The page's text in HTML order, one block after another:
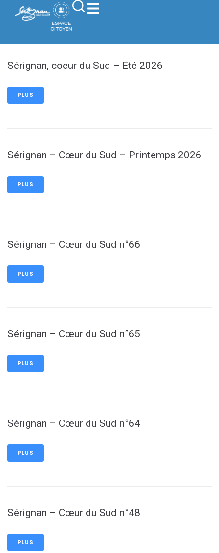
principal
Sérignan, coeur du Sud – Eté 2026
PLUS
Sérignan – Cœur du Sud – Printemps 2026
PLUS
Sérignan – Cœur du Sud n°66
PLUS
Sérignan – Cœur du Sud n°65
PLUS
Sérignan – Cœur du Sud n°64
PLUS
Sérignan – Cœur du Sud n°48
PLUS